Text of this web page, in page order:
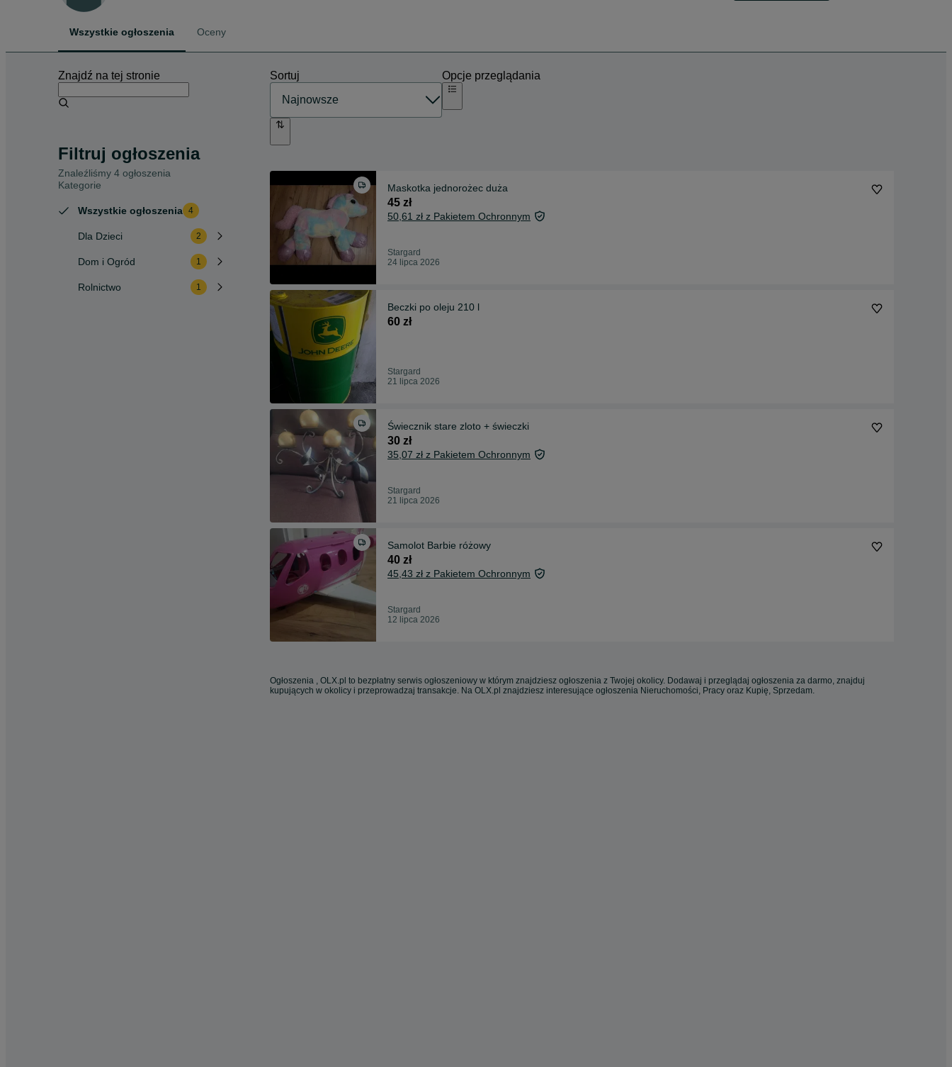
Wszystkie ogłoszenia Oceny
Znajdź na tej stronie
Filtruj ogłoszenia
Znaleźliśmy 4 ogłoszenia
Kategorie
Wszystkie ogłoszenia 4
Dla Dzieci 2
Dom i Ogród 1
Rolnictwo 1
Sortuj Opcje przeglądania
Maskotka jednorożec duża
45 zł
50,61 zł z Pakietem Ochronnym
Stargard
24 lipca 2026
Beczki po oleju 210 l
60 zł
Stargard
21 lipca 2026
Świecznik stare zloto + świeczki
30 zł
35,07 zł z Pakietem Ochronnym
Stargard
21 lipca 2026
Samolot Barbie różowy
40 zł
45,43 zł z Pakietem Ochronnym
Stargard
12 lipca 2026
Ogłoszenia , OLX.pl to bezpłatny serwis ogłoszeniowy w którym znajdziesz ogłoszenia z Twojej okolicy. Dodawaj i przeglądaj ogłoszenia za darmo, znajduj
kupujących w okolicy i przeprowadzaj transakcje. Na OLX.pl znajdziesz interesujące ogłoszenia Nieruchomości, Pracy oraz Kupię, Sprzedam.